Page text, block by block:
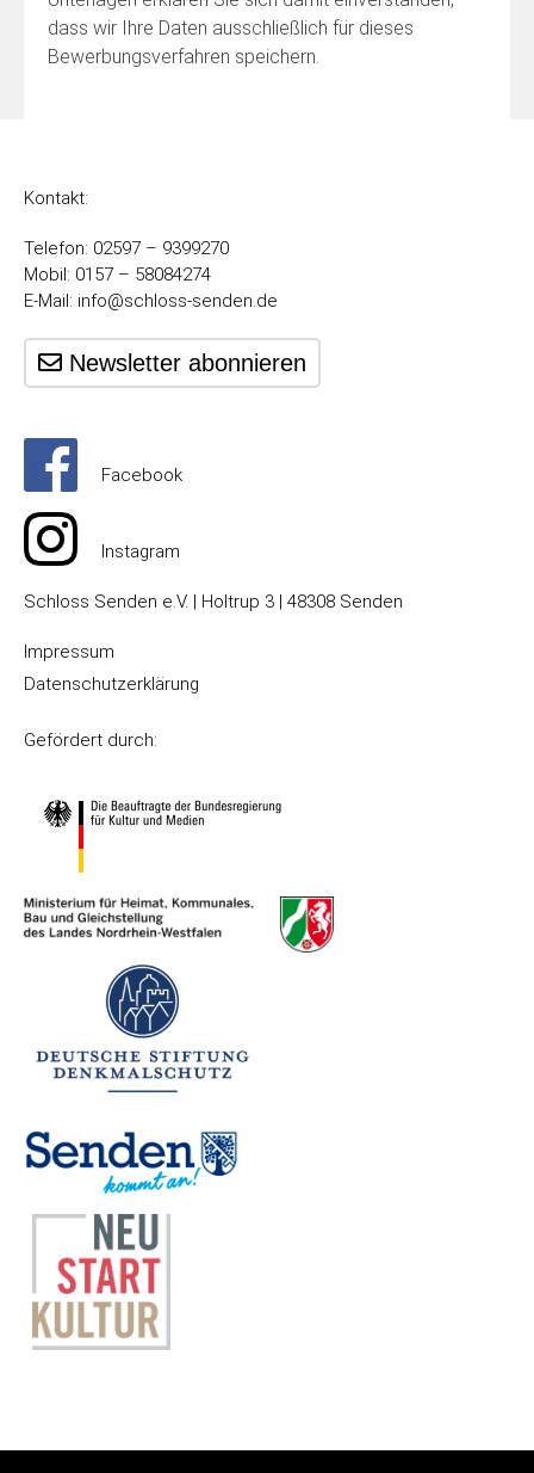
dass wir Ihre Daten ausschließlich für dieses
Bewerbungsverfahren speichern.
Kontakt:
Telefon: 02597 – 9399270
Mobil: 0157 – 58084274
E-Mail: info@schloss-senden.de
Newsletter abonnieren
Facebook
Instagram
Schloss Senden e.V. | Holtrup 3 | 48308 Senden
Impressum
Datenschutzerklärung
Gefördert durch: